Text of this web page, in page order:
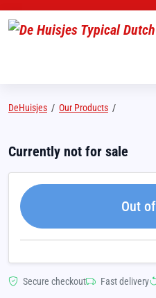
DeHuisjes / Our Products /
Currently not for sale
Out
Secure checkout Fast delivery